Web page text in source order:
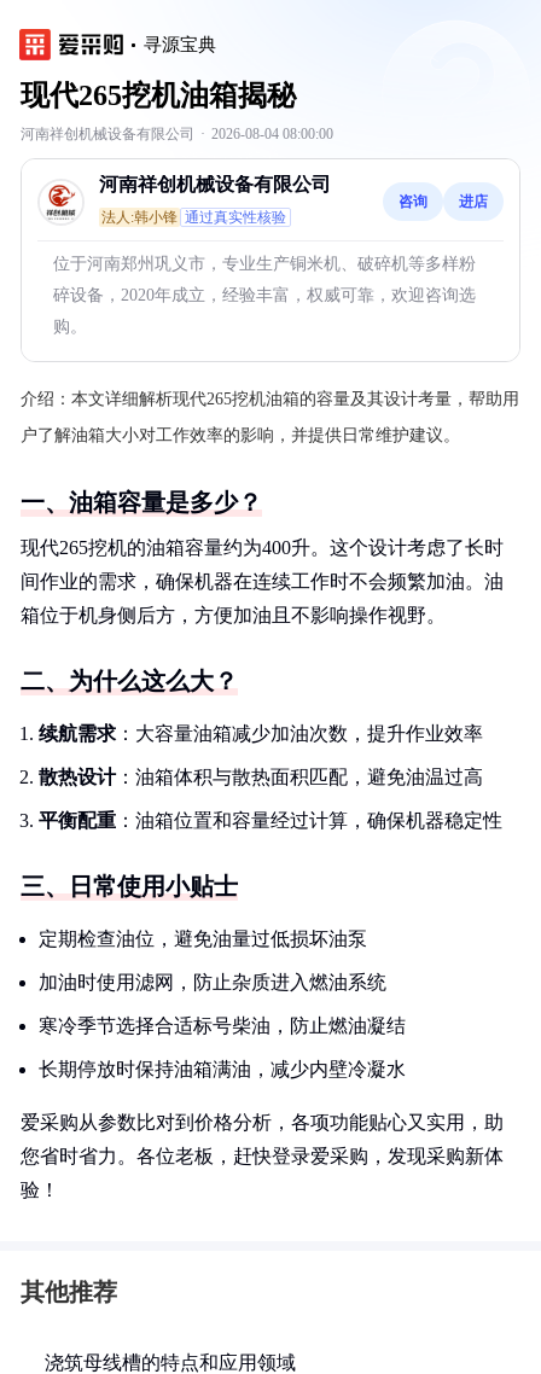
寻源宝典
现代265挖机油箱揭秘
河南祥创机械设备有限公司 · 2026-08-04 08:00:00
河南祥创机械设备有限公司
法人:韩小锋 通过真实性核验
咨询 进店
位于河南郑州巩义市，专业生产铜米机、破碎机等多样粉
碎设备，2020年成立，经验丰富，权威可靠，欢迎咨询选
购。
介绍： 本文详细解析现代265挖机油箱的容量及其设计考量，帮助用
户了解油箱大小对工作效率的影响，并提供日常维护建议。
一、油箱容量是多少？
现代265挖机的油箱容量约为400升。这个设计考虑了长时
间作业的需求，确保机器在连续工作时不会频繁加油。油
箱位于机身侧后方，方便加油且不影响操作视野。
二、为什么这么大？
续航需求 ：大容量油箱减少加油次数，提升作业效率
散热设计：油箱体积与散热面积匹配，避免油温过高
平衡配重 ：油箱位置和容量经过计算，确保机器稳定性
三、日常使用小贴士
定期检查油位，避免油量过低损坏油泵
加油时使用滤网，防止杂质进入燃油系统
寒冷季节选择合适标号柴油，防止燃油凝结
长期停放时保持油箱满油，减少内壁冷凝水
爱采购从参数比对到价格分析，各项功能贴心又实用，助
您省时省力。各位老板，赶快登录爱采购，发现采购新体
验！
其他推荐
浇筑母线槽的特点和应用领域